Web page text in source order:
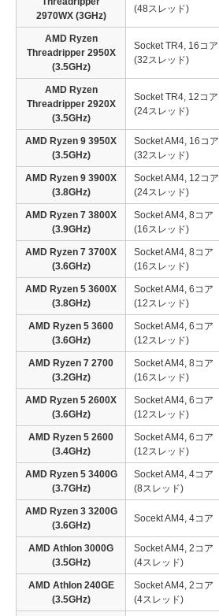
2970WX (3GHz)
(48スレッド)
AMD Ryzen
Threadripper 2950X
(3.5GHz)
Socket TR4, 16コア
(32スレッド)
AMD Ryzen
Threadripper 2920X
(3.5GHz)
Socket TR4, 12コア
(24スレッド)
AMD Ryzen 9 3950X
(3.5GHz)
Socket AM4, 16コア
(32スレッド)
AMD Ryzen 9 3900X
(3.8GHz)
Socket AM4, 12コア
(24スレッド)
AMD Ryzen 7 3800X
(3.9GHz)
Socket AM4, 8コア
(16スレッド)
AMD Ryzen 7 3700X
(3.6GHz)
Socket AM4, 8コア
(16スレッド)
AMD Ryzen 5 3600X
(3.8GHz)
Socket AM4, 6コア
(12スレッド)
AMD Ryzen 5 3600
(3.6GHz)
Socket AM4, 6コア
(12スレッド)
AMD Ryzen 7 2700
(3.2GHz)
Socket AM4, 8コア
(16スレッド)
AMD Ryzen 5 2600X
(3.6GHz)
Socket AM4, 6コア
(12スレッド)
AMD Ryzen 5 2600
(3.4GHz)
Socket AM4, 6コア
(12スレッド)
AMD Ryzen 5 3400G
(3.7GHz)
Socket AM4, 4コア
(8スレッド)
AMD Ryzen 3 3200G
(3.6GHz)
Socekt AM4, 4コア
AMD Athlon 3000G
(3.5GHz)
Socket AM4, 2コア
(4スレッド)
AMD Athlon 240GE
(3.5GHz)
Socket AM4, 2コア
(4スレッド)